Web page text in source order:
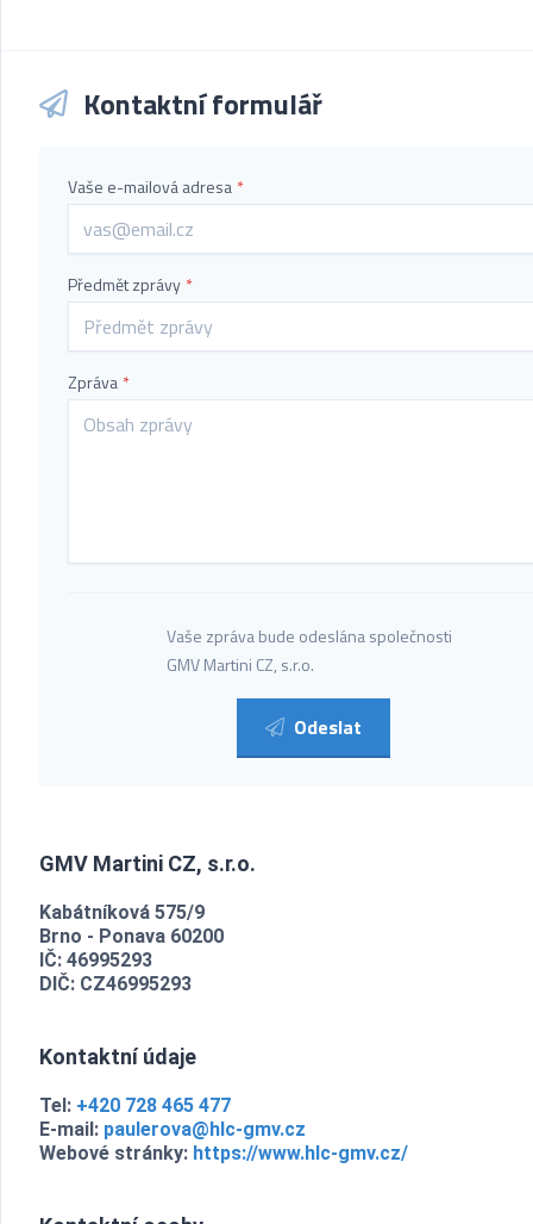
Kontaktní formulář
Vaše e-mailová adresa *
Předmět zprávy *
Zpráva *
Vaše zpráva bude odeslána společnosti
GMV Martini CZ, s.r.o.
Odeslat
GMV Martini CZ, s.r.o.
Kabátníková 575/9
Brno - Ponava 60200
IČ: 46995293
DIČ: CZ46995293
Kontaktní údaje
Tel: +420 728 465 477
E-mail: paulerova@hlc-gmv.cz
Webové stránky: https://www.hlc-gmv.cz/